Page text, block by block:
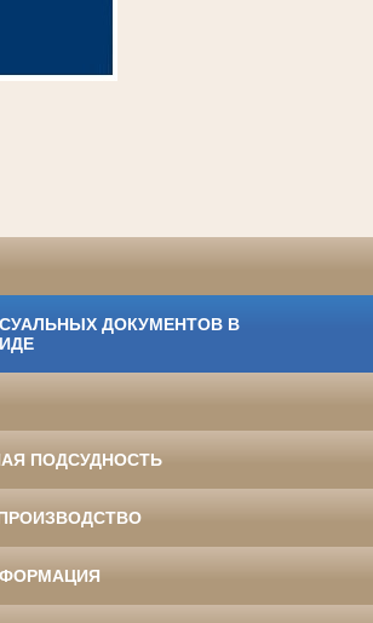
ДОКУМЕНТОВ В
ПОДСУДНОСТЬ